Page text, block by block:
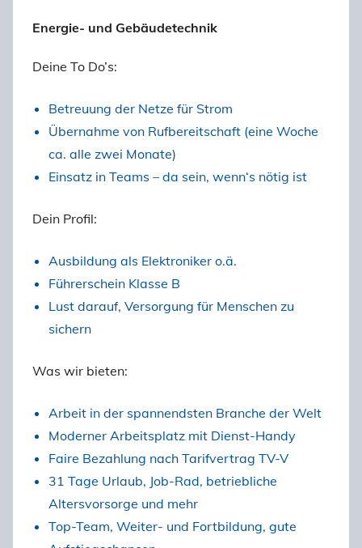
Energie- und Gebäudetechnik
Deine To Do’s:
Betreuung der Netze für Strom
Übernahme von Rufbereitschaft (eine Woche
ca. alle zwei Monate)
Einsatz in Teams – da sein, wenn‘s nötig ist
Dein Profil:
Ausbildung als Elektroniker o.ä.
Führerschein Klasse B
Lust darauf, Versorgung für Menschen zu
sichern
Was wir bieten:
Arbeit in der spannendsten Branche der Welt
Moderner Arbeitsplatz mit Dienst-Handy
Faire Bezahlung nach Tarifvertrag TV-V
31 Tage Urlaub, Job-Rad, betriebliche
Altersvorsorge und mehr
Top-Team, Weiter- und Fortbildung, gute